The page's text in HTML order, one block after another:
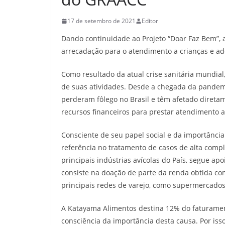
17 de setembro de 2021 Editor
Dando continuidade ao Projeto “Doar Faz
arrecadação para o atendimento a crianças e
Como resultado da atual crise sanitária
de suas atividades. Desde a chegada da
perderam fôlego no Brasil e têm afetado
recursos financeiros para prestar atendimento
Consciente de seu papel social e da
referência no tratamento de casos de alta
principais indústrias avícolas do País, segue
consiste na doação de parte da renda obtida
principais redes de varejo, como
A Katayama Alimentos destina 12% do
consciência da importância desta causa. Por